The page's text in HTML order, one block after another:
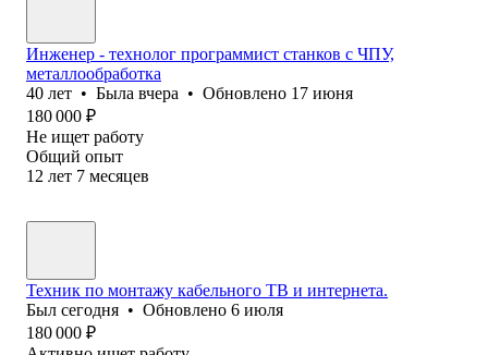
Инженер - технолог программист станков с ЧПУ,
металлообработка
40 лет • Была вчера • Обновлено 17 июня
180 000 ₽
Не ищет работу
Общий опыт
12 лет 7 месяцев
Техник по монтажу кабельного ТВ и интернета.
Был сегодня • Обновлено 6 июля
180 000 ₽